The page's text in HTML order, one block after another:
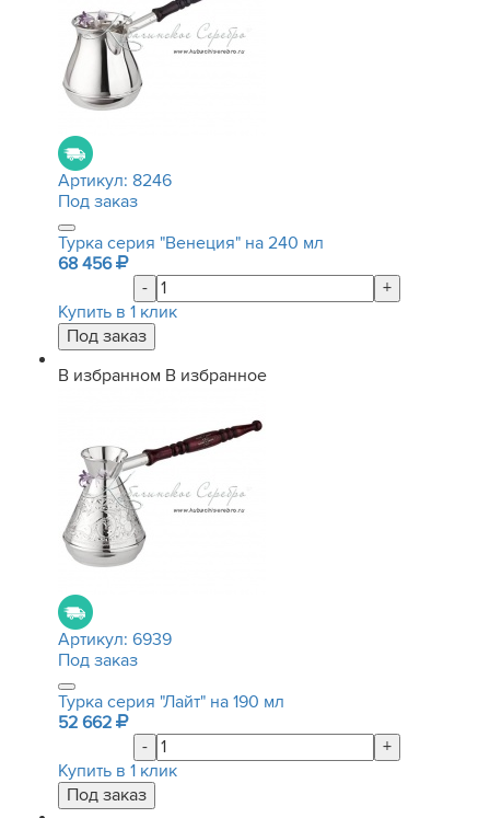
Артикул: 8246
Под заказ
Турка серия "Венеция" на 240 мл
68 456
-
+
Купить в 1 клик
В избранном В избранное
Артикул: 6939
Под заказ
Турка серия "Лайт" на 190 мл
52 662
-
+
Купить в 1 клик